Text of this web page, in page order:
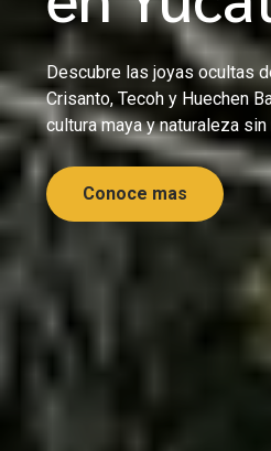
platillos
que
Descubre la gastronomía
prueba el mechado de
Espita y el queso relleno